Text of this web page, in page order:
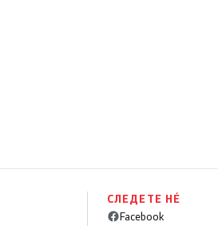
СЛЕДЕТЕ НÉ
Facebook